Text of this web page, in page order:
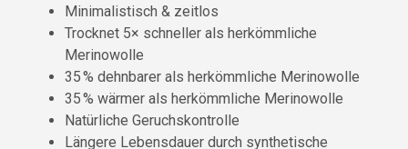
Minimalistisch & zeitlos
Trocknet 5× schneller als herkömmliche
Merinowolle
35 % dehnbarer als herkömmliche Merinowolle
35 % wärmer als herkömmliche Merinowolle
Natürliche Geruchskontrolle
Längere Lebensdauer durch synthetische